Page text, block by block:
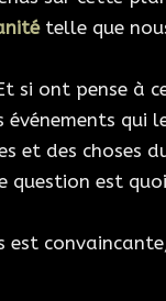
telle que
si ont pense à
qui
et des choses
question est